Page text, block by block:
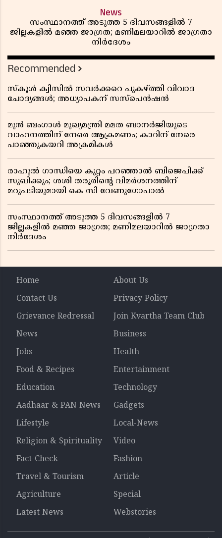
News
സംസ്ഥാനത്ത് അടുത്ത 5 ദിവസങ്ങളിൽ 7
ജില്ലകളിൽ മഞ്ഞ ജാഗ്രത; മണിമലയാറിൽ ജാഗ്രതാ
നിർദേശം
Recommended
സ്കൂൾ ക്വിസിൽ സവർക്കറെ പുകഴ്ത്തി വിവാദ
ചോദ്യങ്ങൾ; അധ്യാപകന് സസ്പെൻഷൻ
മുൻ ബംഗാൾ മുഖ്യമന്ത്രി മമത ബാനർജിയുടെ
വാഹനത്തിന് നേരെ ആക്രമണം; കാറിന് നേരെ
പാഞ്ഞുകയറി അക്രമികൾ
രാഹുൽ ഗാന്ധിയെ കുറ്റം പറഞ്ഞാൽ ബിജെപിക്ക്
സുഖിക്കും; ശശി തരൂരിന്റെ വിമർശനത്തിന്
മറുപടിയുമായി കെ സി വേണുഗോപാൽ
സംസ്ഥാനത്ത് അടുത്ത 5 ദിവസങ്ങളിൽ 7
ജില്ലകളിൽ മഞ്ഞ ജാഗ്രത; മണിമലയാറിൽ ജാഗ്രതാ
നിർദേശം
Home
About Us
Contact Us
Privacy Policy
Grievance Redressal
Join Kvartha Team Club
News
Business
Jobs
Health
Food & Recipes
Entertainment
Education
Technology
Aadhaar & PAN News
Gadgets
Lifestyle
Local-News
Religion & Spirituality
Video
Fact-Check
Fashion
Travel & Tourism
Article
Agriculture
Special
Latest News
Webstories